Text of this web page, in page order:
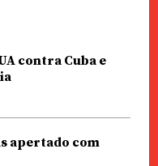
contra Cuba e
apertado com